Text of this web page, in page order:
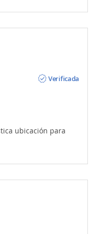
Verificada
ubicación para